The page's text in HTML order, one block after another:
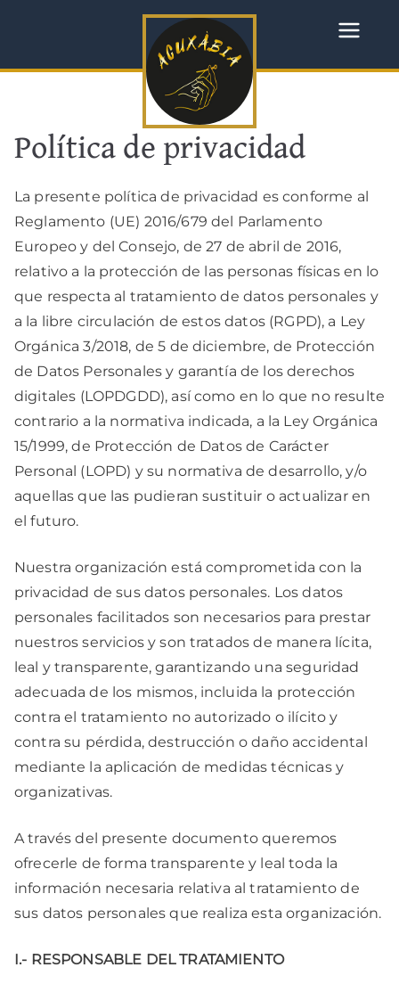
Acuxabia
Acupuntura y medicina
tradicional china
Política de privacidad
La presente política de privacidad es conforme al
Reglamento (UE) 2016/679 del Parlamento
Europeo y del Consejo, de 27 de abril de 2016,
relativo a la protección de las personas físicas en lo
que respecta al tratamiento de datos personales y
a la libre circulación de estos datos (RGPD), a Ley
Orgánica 3/2018, de 5 de diciembre, de Protección
de Datos Personales y garantía de los derechos
digitales (LOPDGDD), así como en lo que no resulte
contrario a la normativa indicada, a la Ley Orgánica
15/1999, de Protección de Datos de Carácter
Personal (LOPD) y su normativa de desarrollo, y/o
aquellas que las pudieran sustituir o actualizar en
el futuro.
Nuestra organización está comprometida con la
privacidad de sus datos personales. Los datos
personales facilitados son necesarios para prestar
nuestros servicios y son tratados de manera lícita,
leal y transparente, garantizando una seguridad
adecuada de los mismos, incluida la protección
contra el tratamiento no autorizado o ilícito y
contra su pérdida, destrucción o daño accidental
mediante la aplicación de medidas técnicas y
organizativas.
A través del presente documento queremos
ofrecerle de forma transparente y leal toda la
información necesaria relativa al tratamiento de
sus datos personales que realiza esta organización.
I.- RESPONSABLE DEL TRATAMIENTO